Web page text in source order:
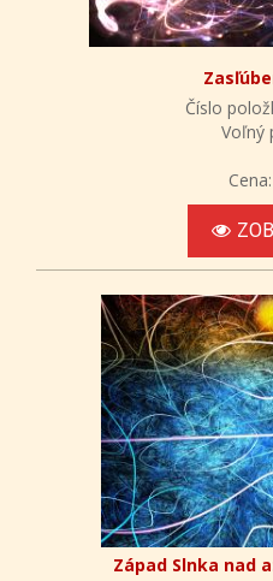
Číslo
Voľný
Cena:
Západ Slnka nad